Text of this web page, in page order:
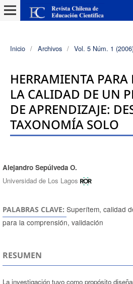
Inicio / Archivos / Vol. 5 Núm. 1
HERRAMIENTA PARA
LA CALIDAD DE UN
DE APRENDIZAJE:
TAXONOMÍA SOLO
Autores/as
Alejandro Sepúlveda O.
Universidad de Los Lagos
PALABRAS CLAVE: Superítem, calidad
para la comprensión, validación
RESUMEN
La investigación tuvo como propósito